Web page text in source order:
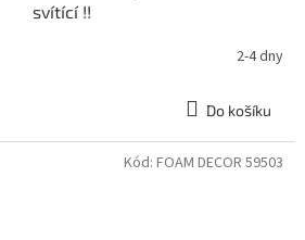
svítící !!
2-4 dny
Do košíku
Kód: FOAM DECOR 59503